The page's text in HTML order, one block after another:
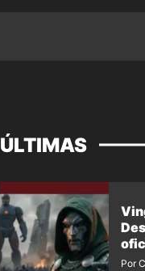
ÚLTIMAS
Por